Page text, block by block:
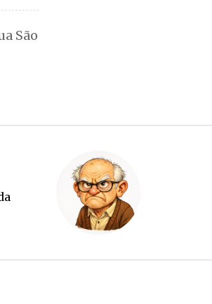
São
e tabuleiro
para